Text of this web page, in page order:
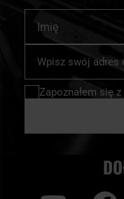
nasz
newsletter:
Zapoznałem się z